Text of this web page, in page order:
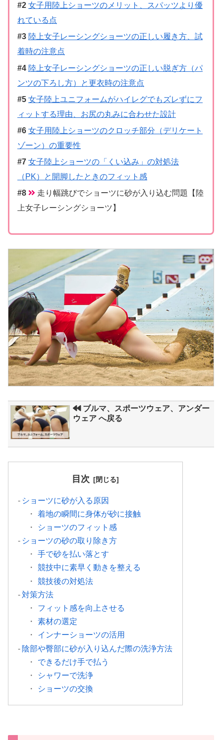
女子用陸上ショーツのメリット、スパッツより優
れている点
陸上女子レーシングショーツの正しい履き方、試
着時の注意点
陸上女子レーシングショーツの正しい脱ぎ方（パ
ンツの下ろし方）と更衣時の注意点
女子陸上ユニフォームがハイレグでもズレずにフ
ィットする理由、お尻の丸みに合わせた設計
女子用陸上ショーツのクロッチ部分（デリケート
ゾーン）の重要性
女子陸上ショーツの「くい込み」の対処法
（PK）と開脚したときのフィット感
走り幅跳びでショーツに砂が入り込む問題【陸
上女子レーシングショーツ】
ブルマ、スポーツウェア、アンダー
ウェア へ戻る
目次
ショーツに砂が入る原因
着地の瞬間に身体が砂に接触
ショーツのフィット感
ショーツの砂の取り除き方
手で砂を払い落とす
競技中に素早く動きを整える
競技後の対処法
対策方法
フィット感を向上させる
素材の選定
インナーショーツの活用
陰部や臀部に砂が入り込んだ際の洗浄方法
できるだけ手で払う
シャワーで洗浄
ショーツの交換